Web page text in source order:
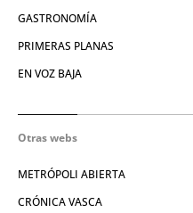
GASTRONOMÍA
PRIMERAS PLANAS
EN VOZ BAJA
Otras webs
METRÓPOLI ABIERTA
CRÓNICA VASCA